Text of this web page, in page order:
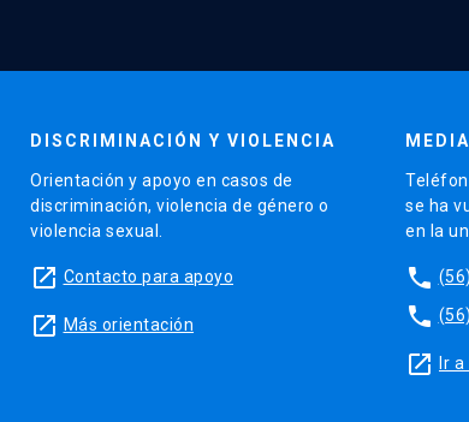
DISCRIMINACIÓN Y VIOLENCIA
Orientación y apoyo en casos de
discriminación, violencia de género o
violencia sexual.
launch Contacto para apoyo
launch Más orientación
se ha
en la
phone
phone
launch Ir